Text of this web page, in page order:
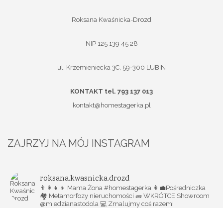
Roksana Kwaśnicka-Drozd
NIP 125 139 45 28
ul. Krzemieniecka 3C, 59-300 LUBIN
KONTAKT tel. 793 137 013
kontakt@homestagerka.pl
ZAJRZYJ NA MÓJ INSTAGRAM
roksana.kwasnicka.drozd
👨‍👩‍👧‍👦 Mama Żona #homestagerka 👩‍💼Pośredniczka
🏘️ Metamorfozy nieruchomości 🧱 WKRÓTCE Showroom
@miedzianastodola 💻 Zmalujmy coś razem!